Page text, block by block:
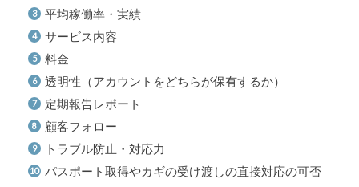
平均稼働率・実績
サービス内容
料金
透明性（アカウントをどちらが保有するか）
定期報告レポート
顧客フォロー
トラブル防止・対応力
パスポート取得やカギの受け渡しの直接対応の可否